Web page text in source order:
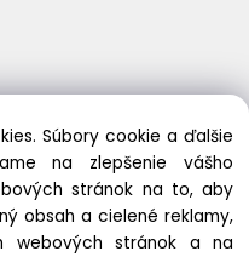
Súbory cookie a ďalšie
na zlepšenie vášho
stránok na to, aby
obsah a cielené reklamy,
webových stránok a na